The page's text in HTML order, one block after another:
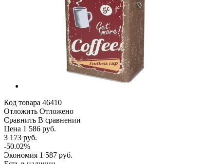
Код товара 46410
Отложить Отложено
Сравнить В сравнении
Цена 1 586 руб.
3 173 руб.
-50.02%
Экономия 1 587 руб.